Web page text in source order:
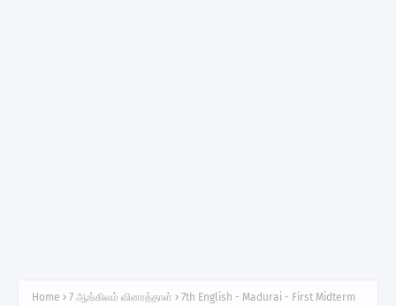
Home 7 ஆங்கிலம் வினாத்தாள்
7th English - Madurai - First Midterm